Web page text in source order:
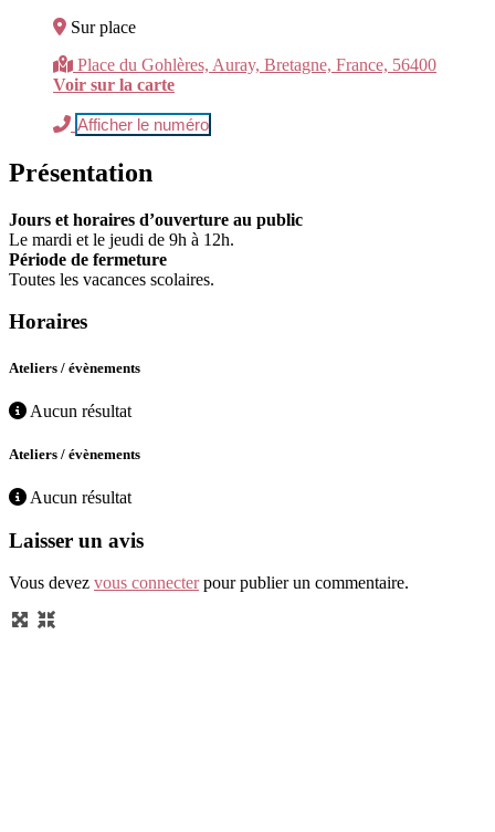
Sur place
Place du Gohlères, Auray, Bretagne, France, 56400
Voir sur la carte
Afficher le numéro
Présentation
Jours et horaires d’ouverture au public
Le mardi et le jeudi de 9h à 12h.
Période de fermeture
Toutes les vacances scolaires.
Horaires
Ateliers / évènements
Aucun résultat
Ateliers / évènements
Aucun résultat
Laisser un avis
Vous devez vous connecterpour publier un commentaire.